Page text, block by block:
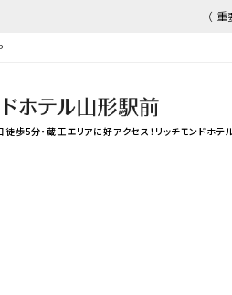
（
歩5分・蔵王エリアに好アクセス！リッチモンドホテ